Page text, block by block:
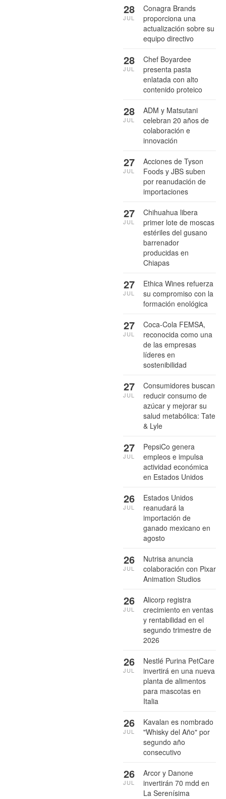
Conagra Brands
proporciona una
actualización sobre su
equipo directivo
28
JUL
Chef Boyardee
presenta pasta
enlatada con alto
contenido proteico
28
JUL
ADM y Matsutani
celebran 20 años de
colaboración e
innovación
28
JUL
Acciones de Tyson
Foods y JBS suben
por reanudación de
importaciones
27
JUL
Chihuahua libera
primer lote de moscas
estériles del gusano
barrenador
producidas en
Chiapas
27
JUL
Ethica Wines refuerza
su compromiso con la
formación enológica
27
JUL
Coca-Cola FEMSA,
reconocida como una
de las empresas
líderes en
sostenibilidad
27
JUL
Consumidores buscan
reducir consumo de
azúcar y mejorar su
salud metabólica: Tate
& Lyle
27
JUL
PepsiCo genera
empleos e impulsa
actividad económica
en Estados Unidos
27
JUL
Estados Unidos
reanudará la
importación de
ganado mexicano en
agosto
26
JUL
Nutrisa anuncia
colaboración con Pixar
Animation Studios
26
JUL
Alicorp registra
crecimiento en ventas
y rentabilidad en el
segundo trimestre de
2026
26
JUL
Nestlé Purina PetCare
invertirá en una nueva
planta de alimentos
para mascotas en
Italia
26
JUL
Kavalan es nombrado
"Whisky del Año" por
segundo año
consecutivo
26
JUL
Arcor y Danone
invertirán 70 mdd en
La Serenísima
26
JUL